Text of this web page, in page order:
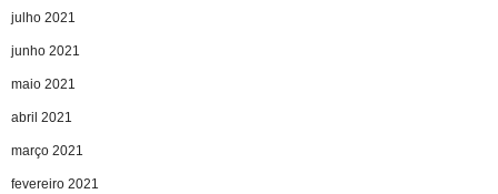
julho 2021
junho 2021
maio 2021
abril 2021
março 2021
fevereiro 2021